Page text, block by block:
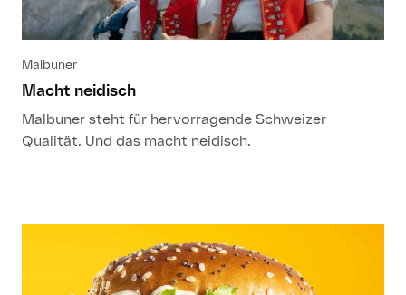
Malbuner
Macht neidisch
Malbuner steht für hervorragende Schweizer
Qualität. Und das macht neidisch.